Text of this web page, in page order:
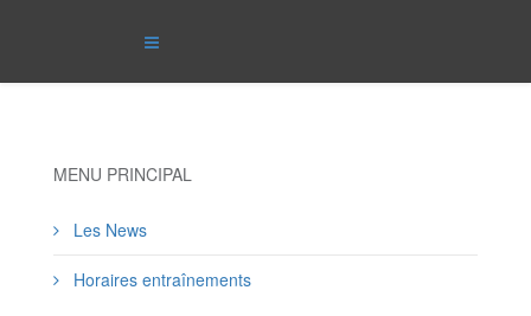
MENU PRINCIPAL
Les News
Horaires entraînements